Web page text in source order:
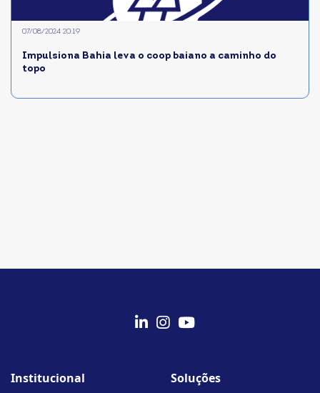
Impulsiona Bahia leva o coop baiano a caminho do
topo
07/08/2024 20:19
linkedin-
instagram
youtube
Institucional Soluções